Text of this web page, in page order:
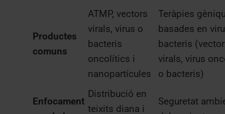
Productes
comuns
ATMP, vectors
virals, virus o
bacteris
oncolítics i
nanopartícules
Teràpies
basades en
bacteris
virals, virus
o bacteris)
Enfocament
Distribució en
teixits diana i
Seguretat